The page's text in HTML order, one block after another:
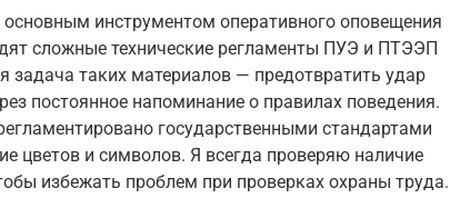
инструментом оперативного оповещения
сложные технические регламенты ПУЭ и ПТЭЭП
задача таких материалов — предотвратить удар
постоянное напоминание о правилах поведения.
государственными стандартами
цветов и символов. Я всегда проверяю наличие
избежать проблем при проверках охраны труда.